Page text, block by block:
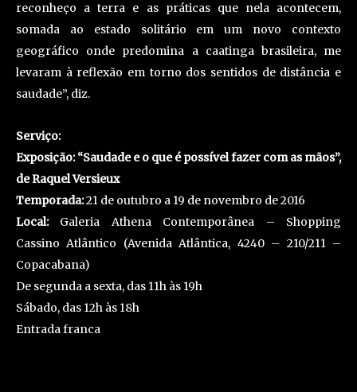
reconheço a terra e as práticas que nela acontecem,
somada ao estado solitário em um novo contexto
geográfico onde predomina a caatinga brasileira, me
levaram à reflexão em torno dos sentidos de distância e
saudade”, diz.
Serviço:
Exposição: “Saudade e o que é possível fazer com as mãos”,
de Raquel Versieux
Temporada:21 de outubro a 19 de novembro de 2016
Local:Galeria Athena Contemporânea – Shopping
Cassino Atlântico (Avenida Atlântica, 4240 – 210/211 –
Copacabana)
De segunda a sexta, das 11h às 19h
Sábado, das 12h às 18h
Entrada franca